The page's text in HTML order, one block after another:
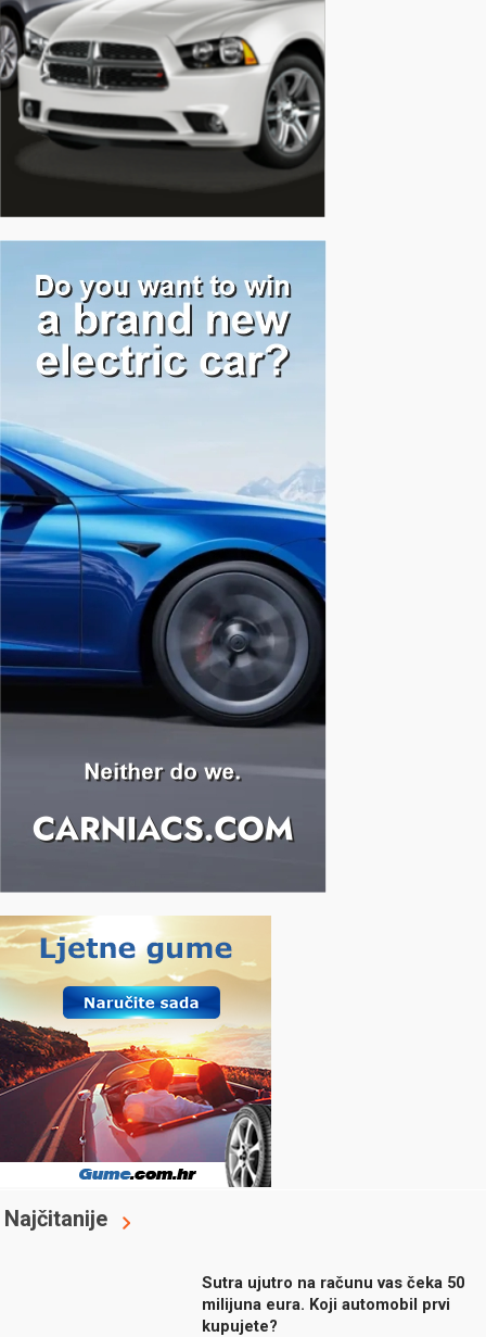
Najčitanije
Sutra ujutro na računu vas čeka 50
milijuna eura. Koji automobil prvi
kupujete?